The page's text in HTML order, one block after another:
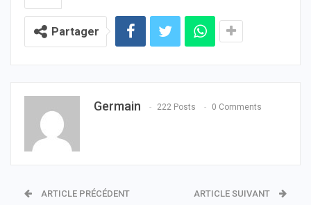
Partager
Germain 222 Posts 0 Comments
ARTICLE PRÉCÉDENT ARTICLE SUIVANT